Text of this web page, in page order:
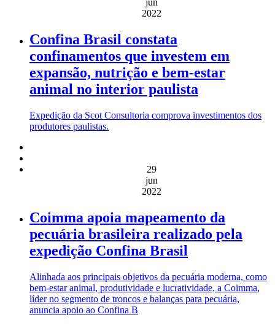
jun
2022
Confina Brasil constata
confinamentos que investem em
expansão, nutrição e bem-estar
animal no interior paulista
Expedição da Scot Consultoria comprova investimentos dos
produtores paulistas.
29
jun
2022
Coimma apoia mapeamento da
pecuária brasileira realizado pela
expedição Confina Brasil
Alinhada aos principais objetivos da pecuária moderna, como
bem-estar animal, produtividade e lucratividade, a Coimma,
líder no segmento de troncos e balanças para pecuária,
anuncia apoio ao Confina B